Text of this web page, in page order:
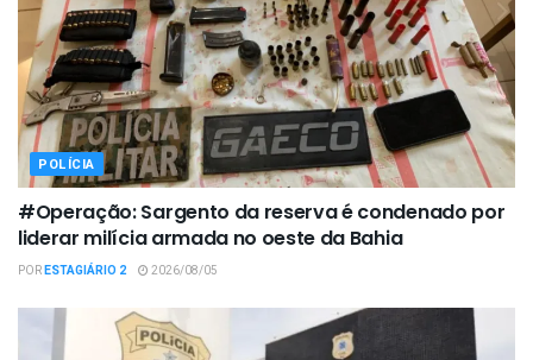
POLÍCIA
#Operação: Sargento da reserva é condenado por
liderar milícia armada no oeste da Bahia
PORESTAGIÁRIO 2 2026/08/05